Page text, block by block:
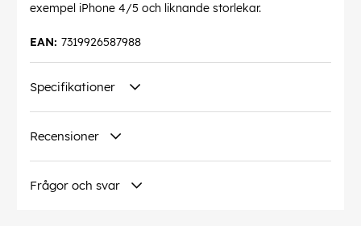
exempel iPhone 4/5 och liknande storlekar.
7319926587988
EAN:
Specifikationer
Recensioner
Frågor och svar